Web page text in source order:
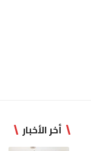
أخر الأخبار